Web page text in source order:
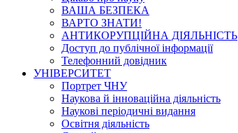
ВАША БЕЗПЕКА
ВАРТО ЗНАТИ!
АНТИКОРУПЦІЙНА ДІЯЛЬНІСТЬ
Доступ до публічної інформації
Телефонний довідник
УНІВЕРСИТЕТ
Портрет ЧНУ
Наукова й інноваційна діяльність
Наукові періодичні видання
Освітня діяльність